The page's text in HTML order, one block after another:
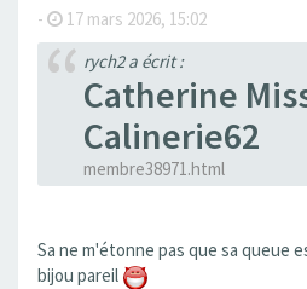
- 17 mars 2026, 15:02
rych2 a écrit :
Catherine
Calinerie62
membre38971.html
Sa ne m'étonne pas que sa queue
bijou pareil